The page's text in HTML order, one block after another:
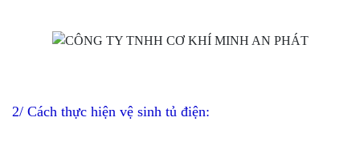
2/ Cách thực hiện vệ sinh tủ điện: